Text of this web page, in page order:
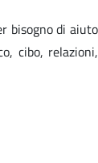
bisogno di aiuto
cibo, relazioni,